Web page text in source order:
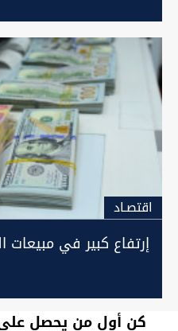
اقتصـاد
إرتفاع كبير في مبيعات
كن أول من يحصل على